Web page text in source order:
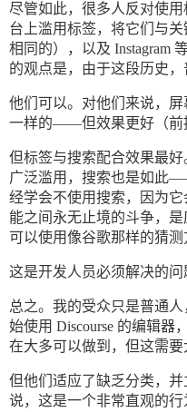
尽管如此，很多人反对使
台上滥用标签，将它们与
相同的），以及
的观点是，由于这段历史，
他们可以。对他们来说，
一样的——但效果更好（前
但标签与搜索配合效果最
广泛滥用，搜索也是如此
经学会不使用搜索，因为
能之间永无止境的斗争，
可以使用像谷歌那样的猜测
这是开发人员必须解决的问
总之。我的受众只是普通
始使用 Discourse 的编辑器
在大多可以做到，但这需要
但他们适应了缺乏分类，
说，这是一个非常直观的